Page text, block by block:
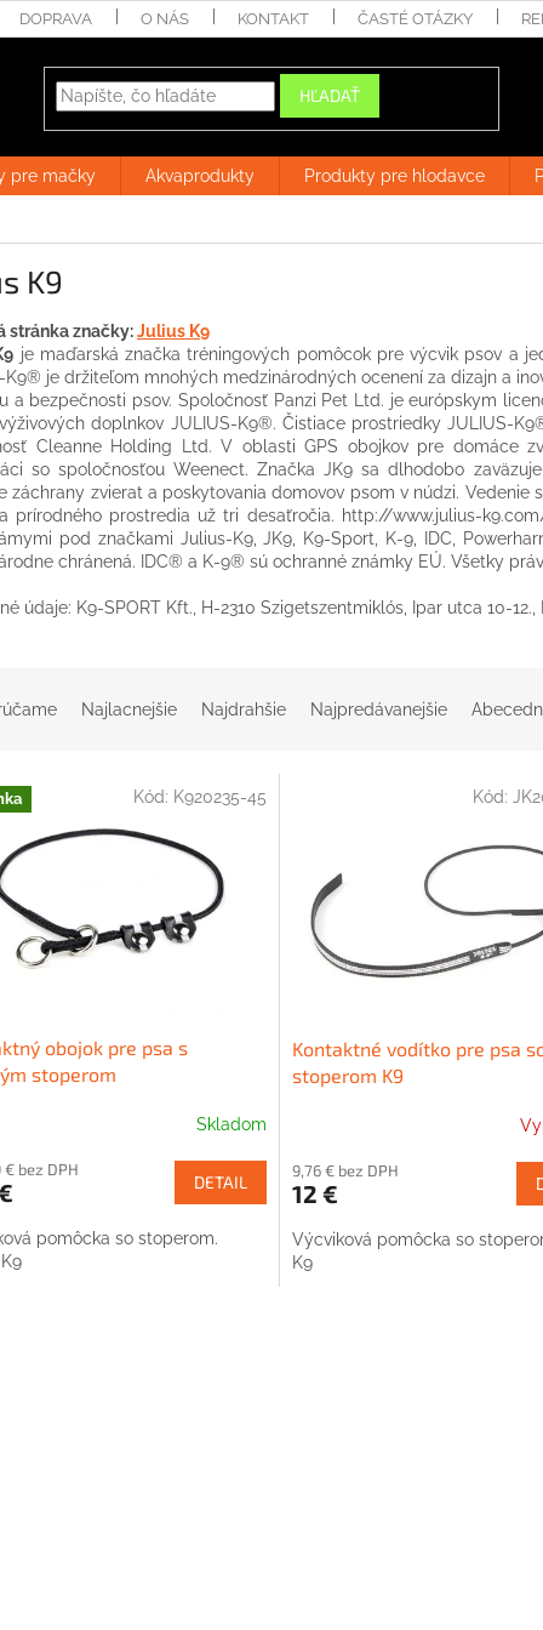
DOPRAVA O NÁS KONTAKT ČASTÉ OTÁZKY
HĽADAŤ
pre mačky Akvaprodukty Produkty pre hlodavce
K9
stránka značky:Julius K9
je maďarská značka tréningových pomôcok pre výcvik psov a
K9® je držiteľom mnohých medzinárodných ocenení za dizajn a
a bezpečnosti psov. Spoločnosť Panzi Pet Ltd. je európskym
doplnkov JULIUS-K9®. Čistiace prostriedky JULIUS-
Cleanne Holding Ltd. V oblasti GPS obojkov pre domáce
so spoločnosťou Weenect. Značka JK9 sa dlhodobo
záchrany zvierat a poskytovania domovov psom v núdzi.
prírodného prostredia už tri desaťročia. http://www.julius-
pod značkami Julius-K9, JK9, K9-Sport, K-9, IDC,
chránená. IDC® a K-9® sú ochranné známky EÚ. Všetky
údaje: K9-SPORT Kft., H-2310 Szigetszentmiklós, Ipar utca 10-12.,
Najlacnejšie Najdrahšie Najpredávanejšie
obojok pre psa s
stoperom
Skladom
€ bez DPH
DETAIL
pomôcka so stoperom.
Kód: K920235-45
Kontaktné vodítko pre psa
stoperom K9
9,76 € bez DPH
12 €
Výcviková pomôcka so
K9
Kód: